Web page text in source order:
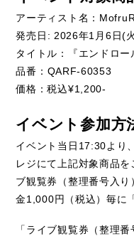
アーティスト名：
発売日 : 2026年1 月 6 日(火
タイトル：『 エンドロー
品番： QARF-60353
価格：税込¥1,200-
イベント参加方
イベント当日 17:30 より
レジにて上記対象商品
ブ観覧券（整理番号入り
金 1,000円（税込）毎に
「 ライブ観覧券（整理番